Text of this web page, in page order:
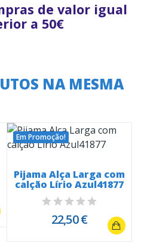
de valor igual
a 50€
NA MESMA
Em Promoção!
Pijama Alça Larga com
calção Lírio Azul41877
22,50 €